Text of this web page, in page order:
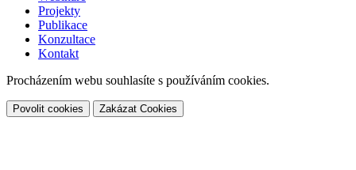
Projekty
Publikace
Konzultace
Kontakt
Procházením webu souhlasíte s používáním cookies.
Povolit cookies Zakázat Cookies